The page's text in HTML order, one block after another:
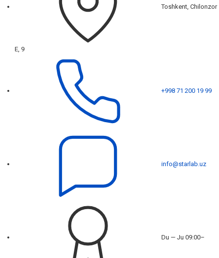
Toshkent, Chilonzor
E, 9
+998 71 200 19 99
info@starlab.uz
Du — Ju 09:00–